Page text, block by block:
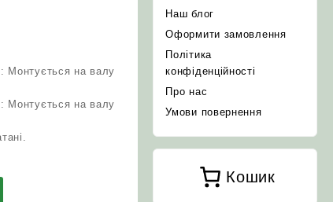
Монтується на валу
Монтується на валу
Наш блог
Оформити замовлення
Політика
конфіденційності
Про нас
Умови повернення
Кошик